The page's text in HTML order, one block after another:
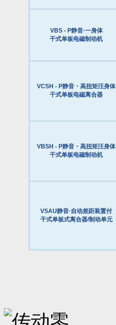
VBS - P静音·一身体
干式单板电磁制动机
VCSH - P静音・高扭矩汪身体
干式单板电磁离合器
VBSH - P静音・高扭矩汪身体
干式单板电磁制动机
VSAU静音·自动差距装置付
干式单板式离合器/制动单元